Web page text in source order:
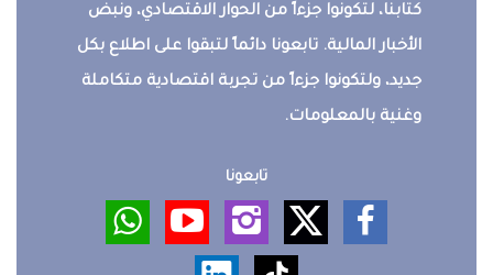
كتابنا، لتكونوا جزءاً من الحوار الاقتصادي، ونبض
الأخبار المالية. تابعونا دائماً لتبقوا على اطلاع بكل
جديد، ولتكونوا جزءاً من تجربة اقتصادية متكاملة
وغنية بالمعلومات.
تابعونا